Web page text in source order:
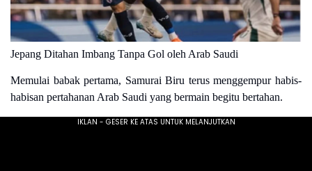
Jepang Ditahan Imbang Tanpa Gol oleh Arab Saudi
Memulai babak pertama, Samurai Biru terus menggempur habis-
habisan pertahanan Arab Saudi yang bermain begitu bertahan.